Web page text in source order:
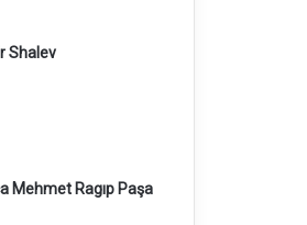
Shalev
Mehmet Ragıp Paşa